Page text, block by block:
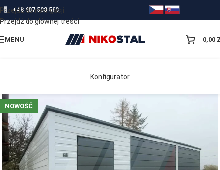
Przejdź do nawigacji
Przejdź do głównej treści
+48 607 508 580
MENU 0,00
Konfigurator
NOWOŚĆ